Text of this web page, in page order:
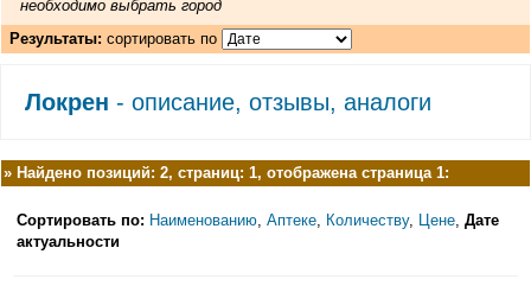
необходимо выбрать город
Результаты: сортировать по
Локрен - описание, отзывы, аналоги
» Найдено позиций: 2, страниц: 1, отображена страница 1:
Сортировать по: Наименованию Аптеке Количеству, Цене Дате
актуальности